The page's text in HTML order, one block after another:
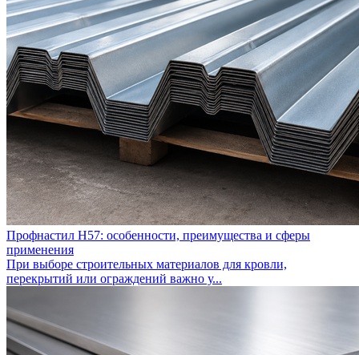
Профнастил Н57: особенности, преимущества и сферы
применения
При выборе строительных материалов для кровли,
перекрытий или ограждений важно у...